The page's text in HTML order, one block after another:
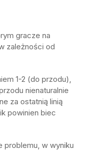
gracze na
zależności od
1-2 (do przodu),
nienaturalnie
za ostatnią linią
powinien biec
problemu, w wyniku